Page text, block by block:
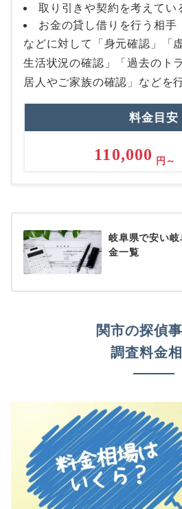
取り引きや契約を考えてい
お金の貸し借りを行う相手
などに対して「身元確認」「
生活状況の確認」「過去のト
居人やご家族の確認」などを
料金目安
110,000 円～
岐阜県で安い
金一覧
関市の探偵
調査料金